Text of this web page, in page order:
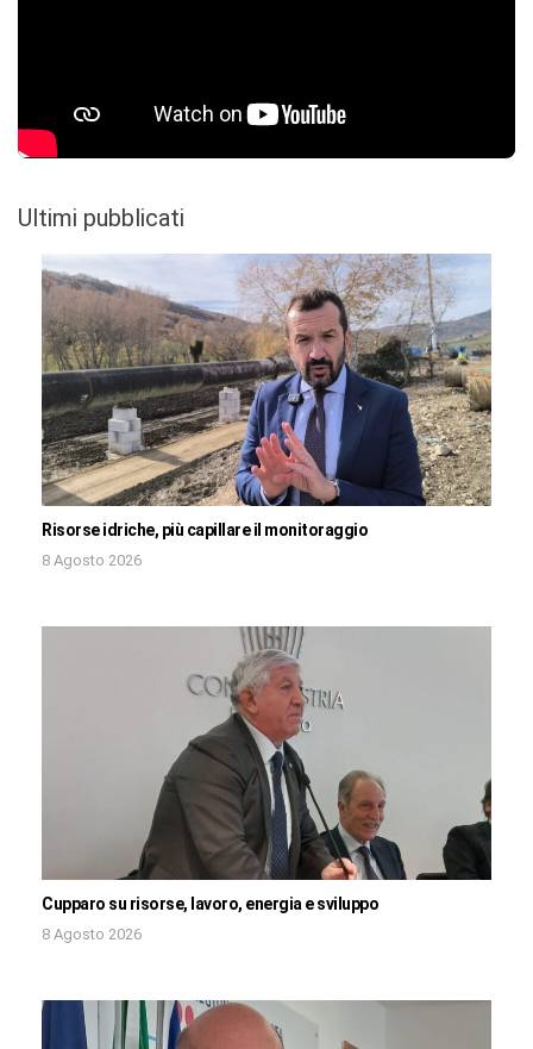
Ultimi pubblicati
Risorse idriche, più capillare il monitoraggio
8 Agosto 2026
Cupparo su risorse, lavoro, energia e sviluppo
8 Agosto 2026